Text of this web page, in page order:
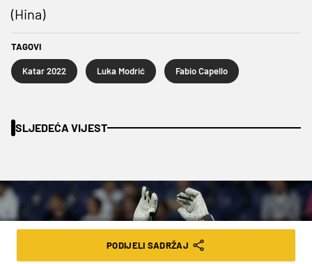
(Hina)
TAGOVI
Katar 2022 Luka Modrić Fabio Capello
SLJEDEĆA VIJEST
PODIJELI SADRŽAJ